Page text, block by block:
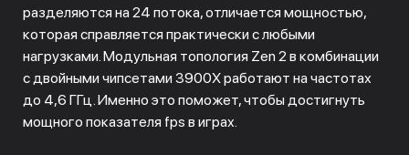
разделяются на 24 потока, отличается мощностью,
которая справляется практически с любыми
нагрузками. Модульная топология Zen 2 в комбинации
с двойными чипсетами 3900X работают на частотах
до 4,6 ГГц. Именно это поможет, чтобы достигнуть
мощного показателя fps в играх.